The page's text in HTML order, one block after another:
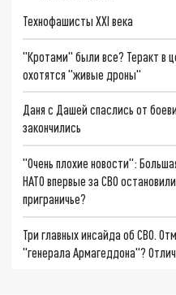
Технофашисты XXI века
"Кротами" были все? Теракт в
охотятся "живые дроны"
Даня с Дашей спаслись от
закончились
"Очень плохие новости":
НАТО впервые за СВО
приграничье?
Три главных инсайда об СВО.
"генерала Армагеддона"?